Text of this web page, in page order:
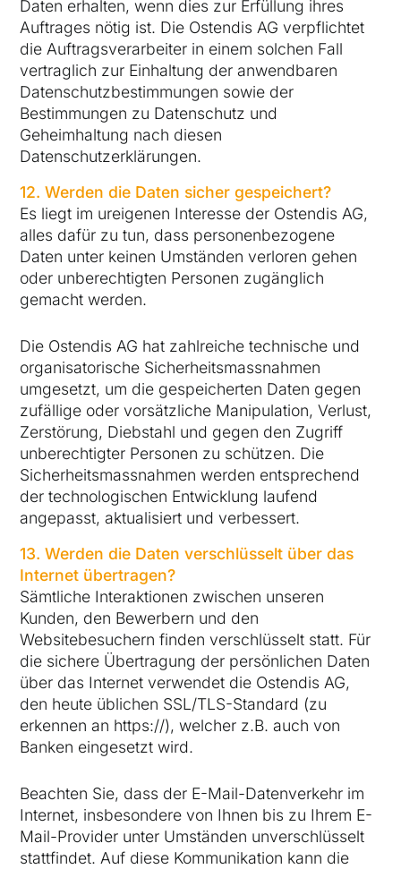
Daten erhalten, wenn dies zur Erfüllung ihres
Auftrages nötig ist. Die Ostendis AG verpflichtet
die Auftragsverarbeiter in einem solchen Fall
vertraglich zur Einhaltung der anwendbaren
Datenschutzbestimmungen sowie der
Bestimmungen zu Datenschutz und
Geheimhaltung nach diesen
Datenschutzerklärungen.
12. Werden die Daten sicher gespeichert?
Es liegt im ureigenen Interesse der Ostendis AG,
alles dafür zu tun, dass personenbezogene
Daten unter keinen Umständen verloren gehen
oder unberechtigten Personen zugänglich
gemacht werden.
Die Ostendis AG hat zahlreiche technische und
organisatorische Sicherheitsmassnahmen
umgesetzt, um die gespeicherten Daten gegen
zufällige oder vorsätzliche Manipulation, Verlust,
Zerstörung, Diebstahl und gegen den Zugriff
unberechtigter Personen zu schützen. Die
Sicherheitsmassnahmen werden entsprechend
der technologischen Entwicklung laufend
angepasst, aktualisiert und verbessert.
13. Werden die Daten verschlüsselt über das
Internet übertragen?
Sämtliche Interaktionen zwischen unseren
Kunden, den Bewerbern und den
Websitebesuchern finden verschlüsselt statt. Für
die sichere Übertragung der persönlichen Daten
über das Internet verwendet die Ostendis AG,
den heute üblichen SSL/TLS-Standard (zu
erkennen an https://), welcher z.B. auch von
Banken eingesetzt wird.
Beachten Sie, dass der E-Mail-Datenverkehr im
Internet, insbesondere von Ihnen bis zu Ihrem E-
Mail-Provider unter Umständen unverschlüsselt
stattfindet. Auf diese Kommunikation kann die